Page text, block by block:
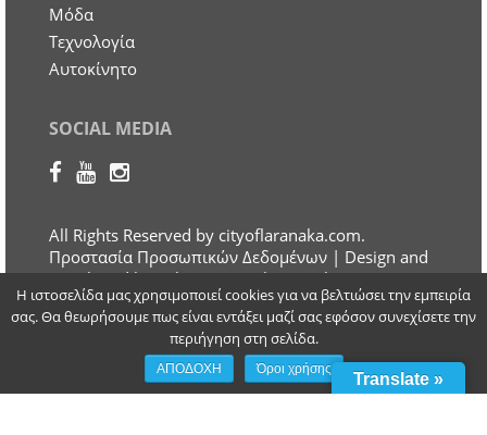
Μόδα
Τεχνολογία
Αυτοκίνητο
SOCIAL MEDIA
All Rights Reserved by cityoflaranaka.com.
Προστασία Προσωπικών Δεδομένων | Design and
Developed by Otherview Web & Marketing
Solutions
Translate »
Η ιστοσελίδα μας χρησιμοποιεί cookies για να βελτιώσει την εμπειρία
σας. Θα θεωρήσουμε πως είναι εντάξει μαζί σας εφόσον συνεχίσετε την
περιήγηση στη σελίδα.
ΑΠΟΔΟΧΗ Όροι χρήσης